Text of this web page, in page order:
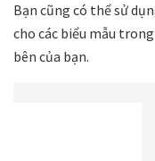
Bạn cũng có thể sử
cho các biểu mẫu
bên của bạn.